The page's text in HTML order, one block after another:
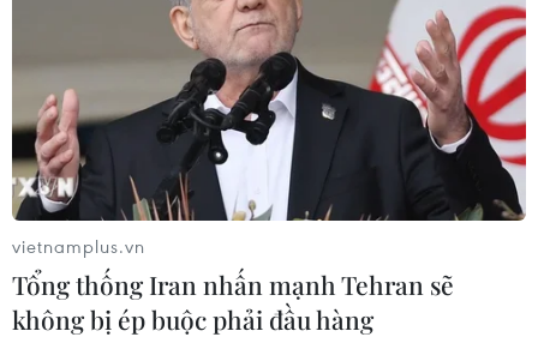
Theo dõi VietnamPlus
TIN LIÊN QUAN
vietnamplus.vn
Tổng thống Iran nhấn mạnh Tehran sẽ
không bị ép buộc phải đầu hàng